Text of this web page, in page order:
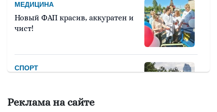
МЕДИЦИНА
Новый ФАП красив, аккуратен и
чист!
СПОРТ
марафоне «Европа – Азия»
Реклама на сайте